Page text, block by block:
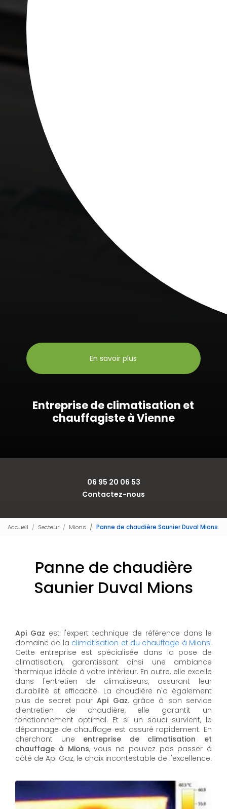
En savoir plus
Entreprise de climatisation et
chauffagiste à Vienne
06 95 20 06 53
Contactez-nous
Accueil Secteur Mions Panne de chaudière Saunier Duval Mions
Panne de chaudière
Saunier Duval Mions
Api Gaz est l'expert technique de référence dans le
domaine de la climatisation et du chauffage à Mions.
Cette entreprise est spécialisée dans la pose de
climatisation, garantissant ainsi une ambiance
thermique idéale à votre intérieur. En outre, elle excelle
dans l'entretien de climatiseurs, assurant leur
durabilité et efficacité. La chaudière n'a également
plus de secret pourApi Gaz, grâce à son service
d'entretien de chaudière, elle garantit un
fonctionnement optimal. Et si un souci survient, le
dépannage de chauffage est assuré rapidement. En
cherchant une entreprise de climatisation et
chauffage à Mions, vous ne pouvez pas passer à
côté de Api Gaz, le choix incontestable de l'excellence.